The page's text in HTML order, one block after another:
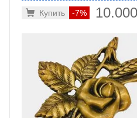
-7%
Купить